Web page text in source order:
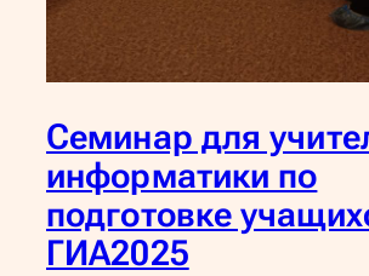
Семинар для
информатики по
подготовке
ГИА2025